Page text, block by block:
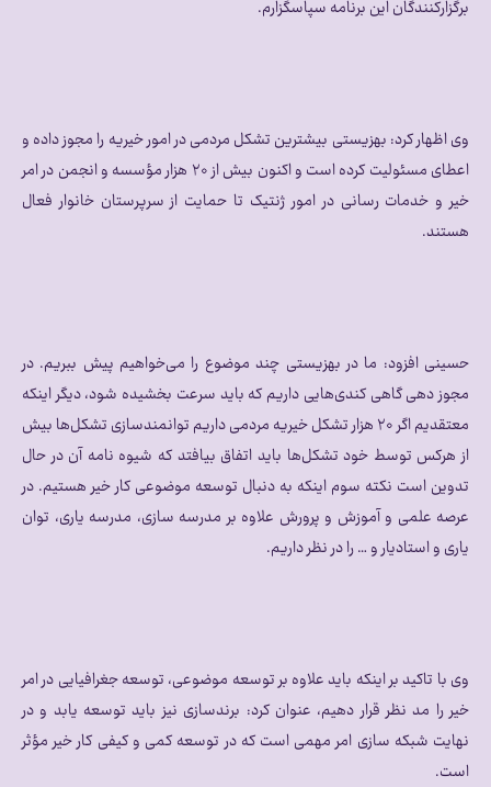
برگزارکنندگان این برنامه سپاسگزارم.
وی اظهار کرد: بهزیستی بیشترین تشکل مردمی در امور خیریه را مجوز داده و
اعطای مسئولیت کرده است و اکنون بیش از ۲۰ هزار مؤسسه و انجمن در امر
خیر و خدمات رسانی در امور ژنتیک تا حمایت از سرپرستان خانوار فعال
هستند.
حسینی افزود: ما در بهزیستی چند موضوع را می‌خواهیم پیش ببریم. در
مجوز دهی گاهی کندی‌هایی داریم که باید سرعت بخشیده شود، دیگر اینکه
معتقدیم اگر ۲۰ هزار تشکل خیریه مردمی داریم توانمندسازی تشکل‌ها بیش
از هرکس توسط خود تشکل‌ها باید اتفاق بیافتد که شیوه نامه آن در حال
تدوین است نکته سوم اینکه به دنبال توسعه موضوعی کار خیر هستیم. در
عرصه علمی و آموزش و پرورش علاوه بر مدرسه سازی، مدرسه یاری، توان
یاری و استادیار و … را در نظر داریم.
وی با تاکید بر اینکه باید علاوه بر توسعه موضوعی، توسعه جغرافیایی در امر
خیر را مد نظر قرار دهیم، عنوان کرد: برندسازی نیز باید توسعه یابد و در
نهایت شبکه سازی امر مهمی است که در توسعه کمی و کیفی کار خیر مؤثر
است.